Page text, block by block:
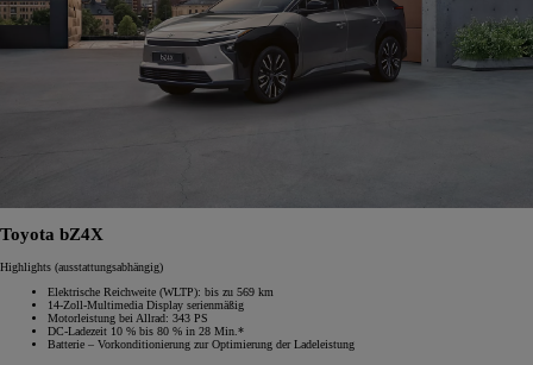
Toyota bZ4X
Highlights (ausstattungsabhängig)
Elektrische Reichweite (WLTP): bis zu 569 km
14-Zoll-Multimedia Display serienmäßig
Motorleistung bei Allrad: 343 PS
DC-Ladezeit 10 % bis 80 % in 28 Min.*
Batterie – Vorkonditionierung zur Optimierung der Ladeleistung